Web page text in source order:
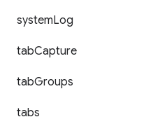
systemLog
tabCapture
tabGroups
tabs